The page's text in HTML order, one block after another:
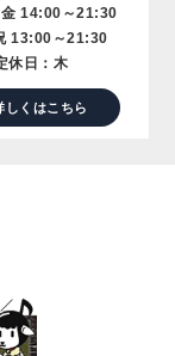
金 14:00～21:30
13:00～21:30
休日：木
くはこちら